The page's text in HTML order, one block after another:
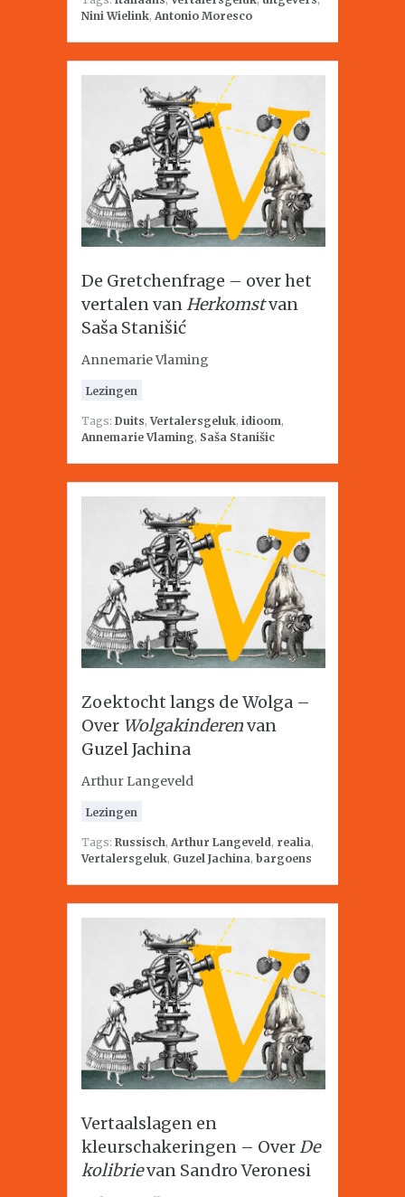
Nini Wielink, Antonio Moresco
De Gretchenfrage – over het
vertalen vanHerkomstvan
Saša Stanišić
Annemarie Vlaming
Lezingen
Tags: Duits,Vertalersgeluk, idioom,
Annemarie Vlaming, Saša Stanišic
Zoektocht langs de Wolga –
Over Wolgakinderenvan
Guzel Jachina
Arthur Langeveld
Lezingen
Tags: Russisch, Arthur Langeveld, realia,
Vertalersgeluk, Guzel Jachina, bargoens
Vertaalslagen en
kleurschakeringen – OverDe
kolibrievan Sandro Veronesi